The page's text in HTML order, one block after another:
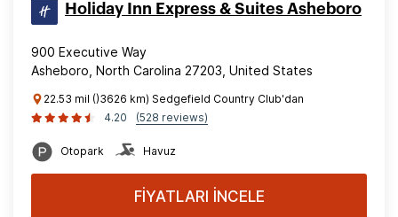
Holiday Inn Express & Suites Asheboro
900 Executive Way
Asheboro, North Carolina 27203, United States
22.53 mil ()3626 km) Sedgefield Country Club'dan
4.20
(528 reviews)
Otopark Havuz
FİYATLARI İNCELE